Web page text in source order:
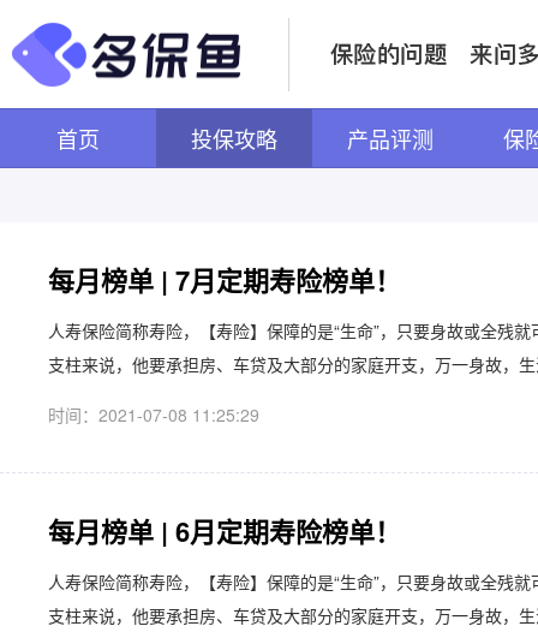
首页 投保攻略 产品评测 保
每月榜单 | 7月定期寿险榜单！
人寿保险简称寿险，【寿险】保障的是“生命”，只要身故或全残
支柱来说，他要承担房、车贷及大部分的家庭开支，万一身故，
时间：2021-07-08 11:25:29
每月榜单 | 6月定期寿险榜单！
人寿保险简称寿险，【寿险】保障的是“生命”，只要身故或全残
支柱来说，他要承担房、车贷及大部分的家庭开支，万一身故，